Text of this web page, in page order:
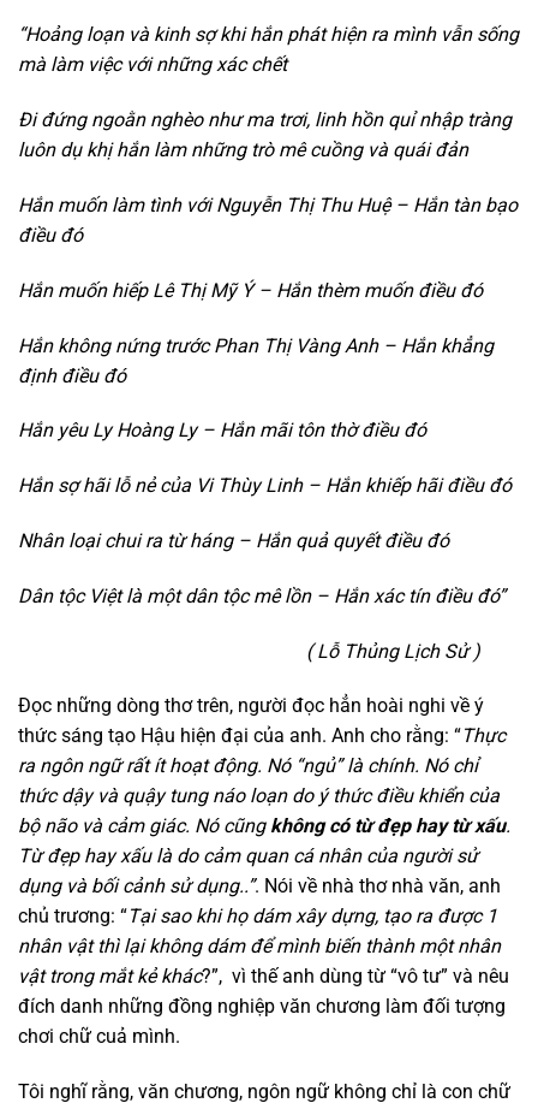
“Hoảng loạn và kinh sợ khi hắn phát hiện ra mình vẫn sống
mà làm việc với những xác chết
Đi đứng ngoằn nghèo như ma trơi, linh hồn quỉ nhập tràng
luôn dụ khị hắn làm những trò mê cuồng và quái đản
Hắn muốn làm tình với Nguyễn Thị Thu Huệ – Hắn tàn bạo
điều đó
Hắn muốn hiếp Lê Thị Mỹ Ý – Hắn thèm muốn điều đó
Hắn không nứng trước Phan Thị Vàng Anh – Hắn khẳng
định điều đó
Hắn yêu Ly Hoàng Ly – Hắn mãi tôn thờ điều đó
Hắn sợ hãi lỗ nẻ của Vi Thùy Linh – Hắn khiếp hãi điều đó
Nhân loại chui ra từ háng – Hắn quả quyết điều đó
Dân tộc Việt là một dân tộc mê lồn – Hắn xác tín điều đó”
( Lỗ Thủng Lịch Sử )
Đọc những dòng thơ trên, người đọc hẳn hoài nghi về ý
thức sáng tạo Hậu hiện đại của anh. Anh cho rằng: “Thực
ra ngôn ngữ rất ít hoạt động. Nó “ngủ” là chính. Nó chỉ
thức dậy và quậy tung náo loạn do ý thức điều khiển của
bộ não và cảm giác. Nó cũng không có từ đẹp hay từ xấu.
Từ đẹp hay xấu là do cảm quan cá nhân của người sử
dụng và bối cảnh sử dụng..”. Nói về nhà thơ nhà văn, anh
chủ trương: “Tại sao khi họ dám xây dựng, tạo ra được 1
nhân vật thì lại không dám để mình biến thành một nhân
vật trong mắt kẻ khác?”, vì thế anh dùng từ “vô tư” và nêu
đích danh những đồng nghiệp văn chương làm đối tượng
chơi chữ cuả mình.
Tôi nghĩ rằng, văn chương, ngôn ngữ không chỉ là con chữ